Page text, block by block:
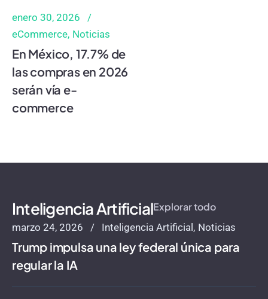
enero 30, 2026
eCommerce Noticias
En México, 17.7% de
las compras en 2026
serán vía e-
commerce
Inteligencia ArtificialExplorar todo
marzo 24, 2026 Inteligencia Artificial Noticias
Trump impulsa una ley federal única para
regular la IA